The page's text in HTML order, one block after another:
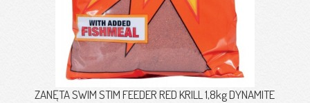
ZANĘTA SWIM STIM FEEDER RED KRILL 1,8kg DYNAMITE